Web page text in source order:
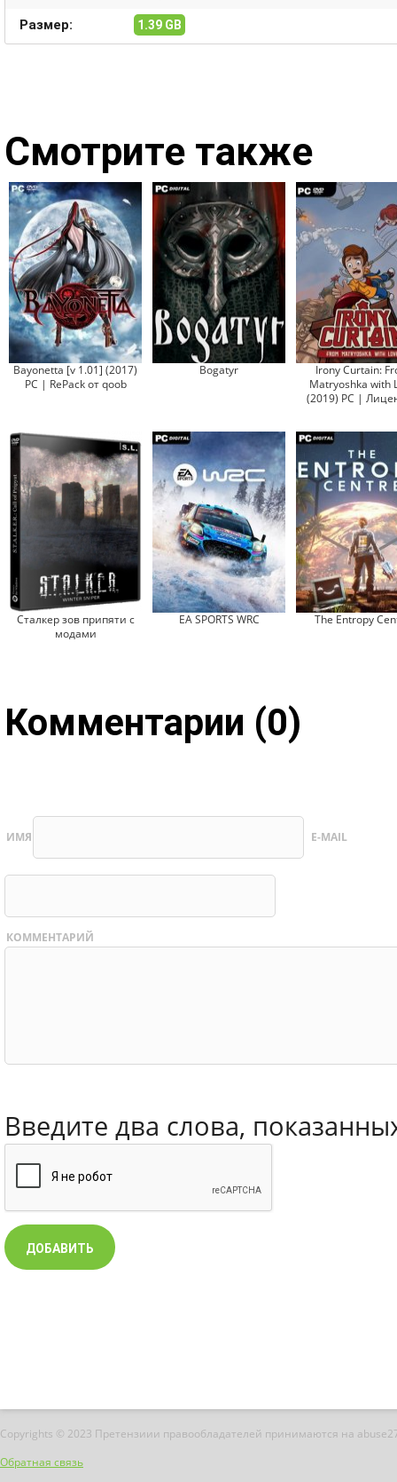
Размер: 1.39 GB
Смотрите также
Bayonetta [v 1.01] (2017)
PC | RePack от qoob
Bogatyr
Irony Curtain:
Matryoshka with
(2019) PC |
Сталкер зов припяти с
модами
EA SPORTS WRC The Entropy
Комментарии (0)
ИМЯ E-MAIL
КОММЕНТАРИЙ
Введите два слова,
Copyrights © 2023 Претензиии правообладателей принимаются на
Обратная связь